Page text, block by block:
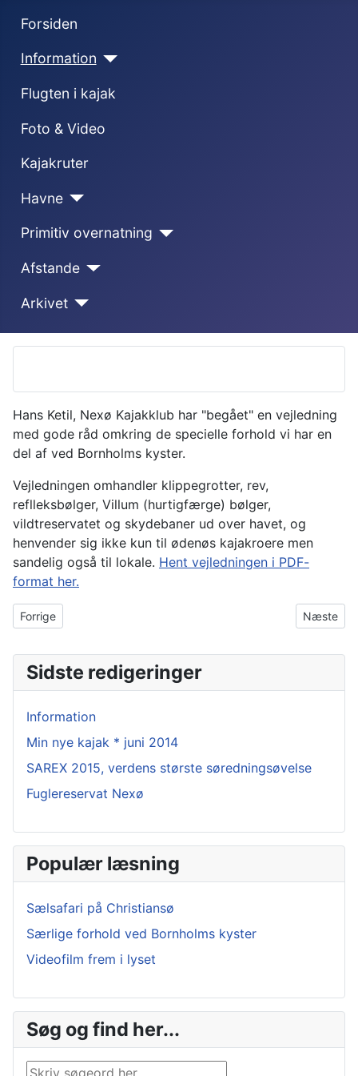
Forsiden
Information
Flugten i kajak
Foto & Video
Kajakruter
Havne
Primitiv overnatning
Afstande
Arkivet
Hans Ketil, Nexø Kajakklub har "begået" en vejledning
med gode råd omkring de specielle forhold vi har en
del af ved Bornholms kyster.
Vejledningen omhandler klippegrotter, rev,
reflleksbølger, Villum (hurtigfærge) bølger,
vildtreservatet og skydebaner ud over havet, og
henvender sig ikke kun til ødenøs kajakroere men
sandelig også til lokale. Hent vejledningen i PDF-
format her.
Forrige artikel: Sælsafari på Christiansø
Forrige Næste
Næste
Sidste redigeringer
Information
Min nye kajak * juni 2014
SAREX 2015, verdens største søredningsøvelse
Fuglereservat Nexø
Populær læsning
Sælsafari på Christiansø
Særlige forhold ved Bornholms kyster
Videofilm frem i lyset
Søg og find her...
Søg …